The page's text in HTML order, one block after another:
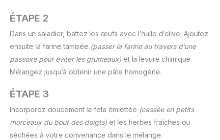
ÉTAPE 2
Dans un saladier, battez les œufs avec l’huile d’olive. Ajoutez
ensuite la farine tamisée (passer la farine au travers d’une
passoire pour éviter les grumeaux) et la levure chimique.
Mélangez jusqu’à obtenir une pâte homogène.
ÉTAPE 3
Incorporez doucement la feta émiettée (cassée en petits
morceaux du bout des doigts) et les herbes fraîches ou
séchées à votre convenance dans le mélange.